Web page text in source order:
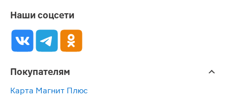
Наши соцсети
Покупателям
Карта Магнит Плюс